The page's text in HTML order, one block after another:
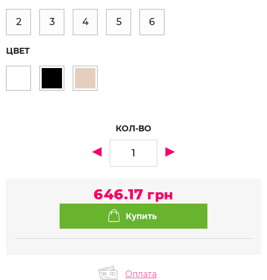
2 3 4 5 6
ЦВЕТ
КОЛ-ВО
646.17 грн
Оплата